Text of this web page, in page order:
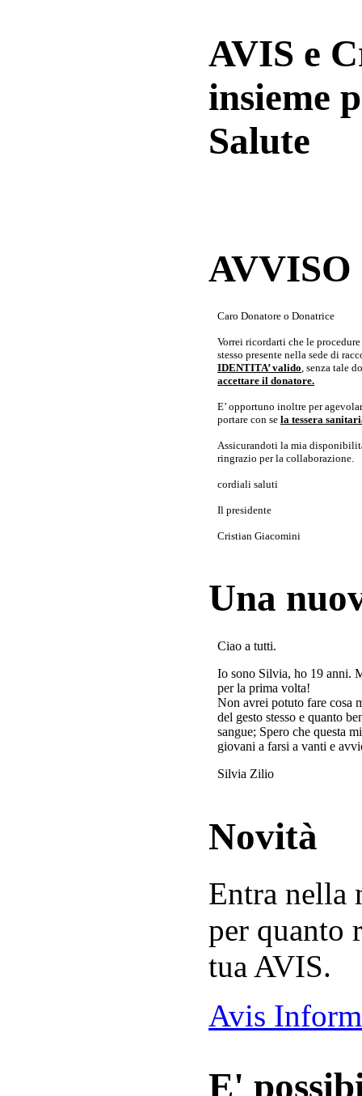
AVIS e
insieme
Salute
Caro Donatore o Donatrice
Vorrei ricordarti che le
stesso presente nella sede di
IDENTITA’ valido, senza tale
accettare il donatore.
E’ opportuno inoltre per
portare con se la tessera
Assicurandoti la mia
ringrazio per la collaborazione.
cordiali saluti
Il presidente
Cristian Giacomini
Una
Ciao a tutti.
Io sono Silvia, ho 19 anni.
per la prima volta!
Non avrei potuto fare cosa
del gesto stesso e quanto
sangue; Spero che questa
giovani a farsi a vanti e
Silvia Zilio
Novità
Entra nella
per quanto
tua AVIS.
Avis
E'